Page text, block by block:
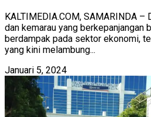
KALTIMEDIA.COM, SAMARINDA –
dan kemarau yang berkepanjangan
berdampak pada sektor ekonomi,
yang kini melambung...
Januari 5, 2024